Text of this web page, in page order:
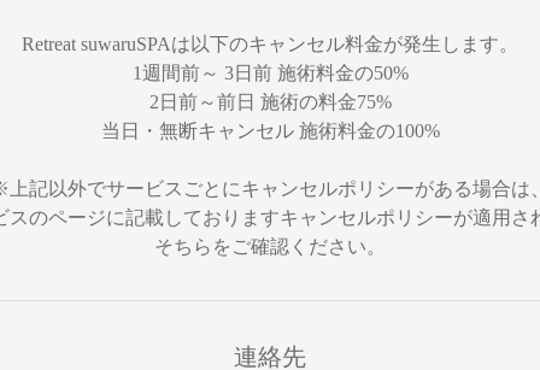
Retreat suwaruSPAは以下のキャンセル料金が発生します。
1週間前～ 3日前 施術料金の50%
2日前～前日 施術の料金75%
当日・無断キャンセル 施術料金の100%
記以外でサービスごとにキャンセルポリシーがある場合は、
スのページに記載しておりますキャンセルポリシーが適用さ
そちらをご確認ください。
連絡先